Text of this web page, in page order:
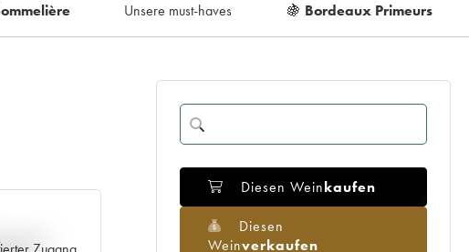
Unsere must-haves 🍇 Bordeaux Primeurs
der
Diesen Weinkaufen
Diesen
Weinverkaufen